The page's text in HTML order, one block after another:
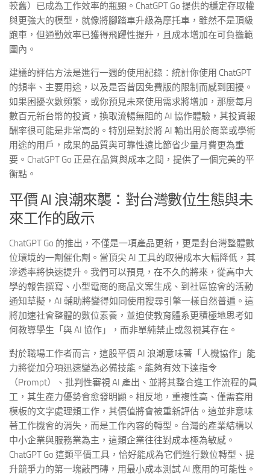
較舊）已成為工作效率的瓶頸。ChatGPT Go 提供的穩定存取權
與更強大的模型，就像將腳踏車升級為摩托車，雖然不是頂級
跑車，但通勤效率已獲得飛躍性提升，且成本增加在可負擔範
圍內。
建議的評估方法是進行一週的使用記錄：統計你使用 ChatGPT
的頻率、主要用途，以及是否曾因免費版的限制而感到困擾。
如果困擾次數頻繁，或你預見未來使用需求將增加，那麼每月
數百元新台幣的投資，換取流暢無阻的 AI 協作體驗，其投資報
酬率很可能是非常高的。特別是對於將 AI 輸出用於商業或學術
用途的用戶，成果的品質與可靠性遠比節省少量月費更為重
要。ChatGPT Go 正是在品質與成本之間，提供了一個完美的平
衡點。
平價 AI 浪潮來襲：對台灣數位生態與未
來工作的啟示
ChatGPT Go 的推出，不僅是一項產品更新，更是對台灣整體數
位環境的一劑催化劑。當頂尖 AI 工具的取得成本大幅降低，其
滲透率將快速提升。我們可以預見，在不久的將來，從高中大
學的報告撰寫、小型電商的商品文案生成、到社區協會的活動
通知草擬，AI 輔助將變得如同使用搜尋引擎一樣自然普遍。這
將加速社會整體的數位素養，並迫使教育體系更積極地思考如
何教導學生「與 AI 協作」，而非單純禁止或忽視其存在。
對於職場工作者而言，這股平價 AI 浪潮意味著「人機協作」能
力將從加分項迅速變為必備技能。能夠有效下達指令
（Prompt）、批判性審視 AI 產出、並將其整合進工作流程的員
工，其生產力優勢會愈發明顯。相反地，重複性高、僅需套用
模板的文字處理類工作，其價值將會被重新評估。這並非意味
著工作機會的消失，而是工作內容的轉型。台灣的產業結構以
中小企業與服務業為主，這類企業往往對成本極為敏感。
ChatGPT Go 這類平價工具，恰好能成為它們進行數位轉型、提
升競爭力的第一塊敲門磚，用最小成本測試 AI 應用的可能性。